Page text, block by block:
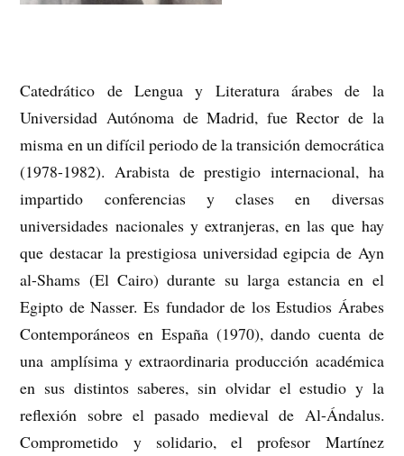
Catedrático de Lengua y Literatura árabes de la
Universidad Autónoma de Madrid, fue Rector de la
misma en un difícil periodo de la transición democrática
(1978-1982). Arabista de prestigio internacional, ha
impartido conferencias y clases en diversas
universidades nacionales y extranjeras, en las que hay
que destacar la prestigiosa universidad egipcia de Ayn
al-Shams (El Cairo) durante su larga estancia en el
Egipto de Nasser. Es fundador de los Estudios Árabes
Contemporáneos en España (1970), dando cuenta de
una amplísima y extraordinaria producción académica
en sus distintos saberes, sin olvidar el estudio y la
reflexión sobre el pasado medieval de Al-Ándalus.
Comprometido y solidario, el profesor Martínez